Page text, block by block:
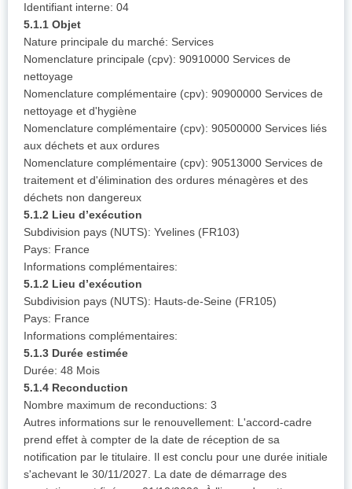
Identifiant interne: 04
5.1.1 Objet
Nature principale du marché: Services
Nomenclature principale (cpv): 90910000 Services de
nettoyage
Nomenclature complémentaire (cpv): 90900000 Services de
nettoyage et d'hygiène
Nomenclature complémentaire (cpv): 90500000 Services liés
aux déchets et aux ordures
Nomenclature complémentaire (cpv): 90513000 Services de
traitement et d'élimination des ordures ménagères et des
déchets non dangereux
5.1.2 Lieu d’exécution
Subdivision pays (NUTS): Yvelines (FR103)
Pays: France
Informations complémentaires:
5.1.2 Lieu d’exécution
Subdivision pays (NUTS): Hauts-de-Seine (FR105)
Pays: France
Informations complémentaires:
5.1.3 Durée estimée
Durée: 48 Mois
5.1.4 Reconduction
Nombre maximum de reconductions: 3
Autres informations sur le renouvellement: L'accord-cadre
prend effet à compter de la date de réception de sa
notification par le titulaire. Il est conclu pour une durée initiale
s'achevant le 30/11/2027. La date de démarrage des